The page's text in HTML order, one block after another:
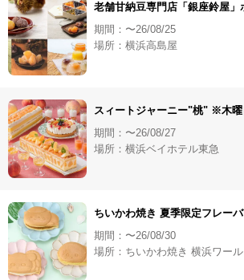
老舗甘納豆専門店「銀座鈴屋」
期間：〜26/08/25
場所：横浜高島屋
スィートジャーニー"桃" ※木曜
期間：〜26/08/27
場所：横浜ベイホテル東急
ちいかわ焼き 夏季限定フレー
期間：〜26/08/30
場所：ちいかわ焼き 横浜ワー